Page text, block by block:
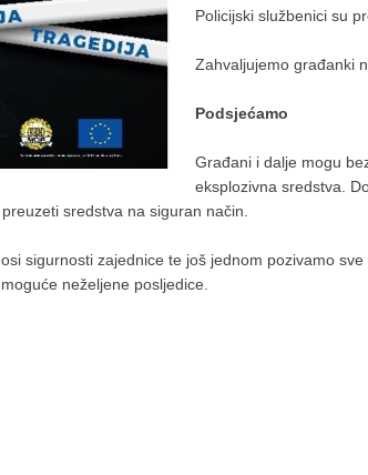
Policijski službenici su
Zahvaljujemo građanki
Podsjećamo
Građani i dalje mogu
eksplozivna sredstva.
sredstva na siguran način.
sigurnosti zajednice te još jednom pozivamo
neželjene posljedice.